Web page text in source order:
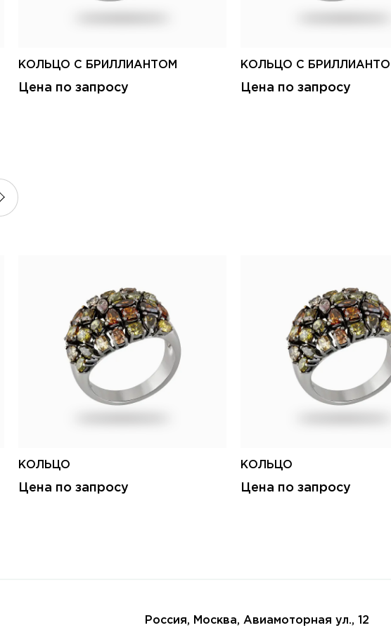
КОЛЬЦО С БРИЛЛИАНТОМ
Цена по запросу
КОЛЬЦО С
Цена по запросу
КОЛЬЦО
Цена по запросу
КОЛЬЦО
Цена по запросу
Россия, Москва, Авиамоторная ул., 12